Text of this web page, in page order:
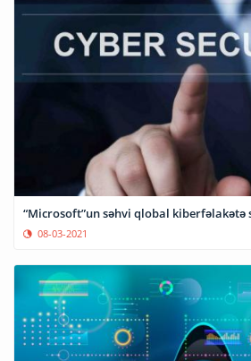
“Microsoft”un səhvi qlobal kiberfəlakətə
08-03-2021